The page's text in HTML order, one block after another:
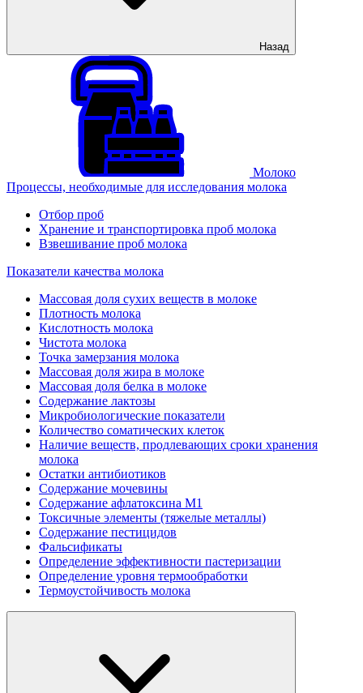
Назад
Молоко
Процессы, необходимые для исследования молока
Отбор проб
Хранение и транспортировка проб молока
Взвешивание проб молока
Показатели качества молока
Массовая доля сухих веществ в молоке
Плотность молока
Кислотность молока
Чистота молока
Точка замерзания молока
Массовая доля жира в молоке
Массовая доля белка в молоке
Содержание лактозы
Микробиологические показатели
Количество соматических клеток
Наличие веществ, продлевающих сроки хранения
молока
Остатки антибиотиков
Содержание мочевины
Содержание афлатоксина М1
Токсичные элементы (тяжелые металлы)
Содержание пестицидов
Фальсификаты
Определение эффективности пастеризации
Определение уровня термообработки
Термоустойчивость молока